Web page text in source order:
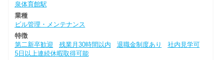
泉体育館駅
業種
ビル管理・メンテナンス
特徴
第二新卒歓迎
残業月30時間以内 退職金制度あり
社内見学可
5日以上連続休暇取得可能